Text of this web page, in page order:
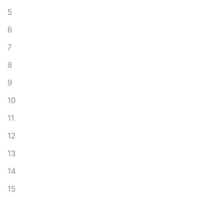
5
6
7
8
9
10
11
12
13
14
15